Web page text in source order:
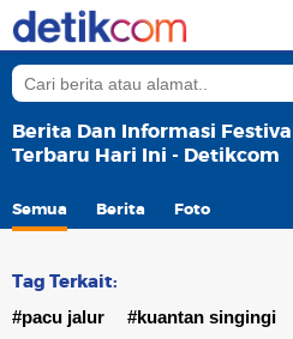
Berita Dan Informasi
Terbaru Hari Ini - Detikcom
Semua Berita Foto
Tag Terkait:
#pacu jalur
#kuantan singingi